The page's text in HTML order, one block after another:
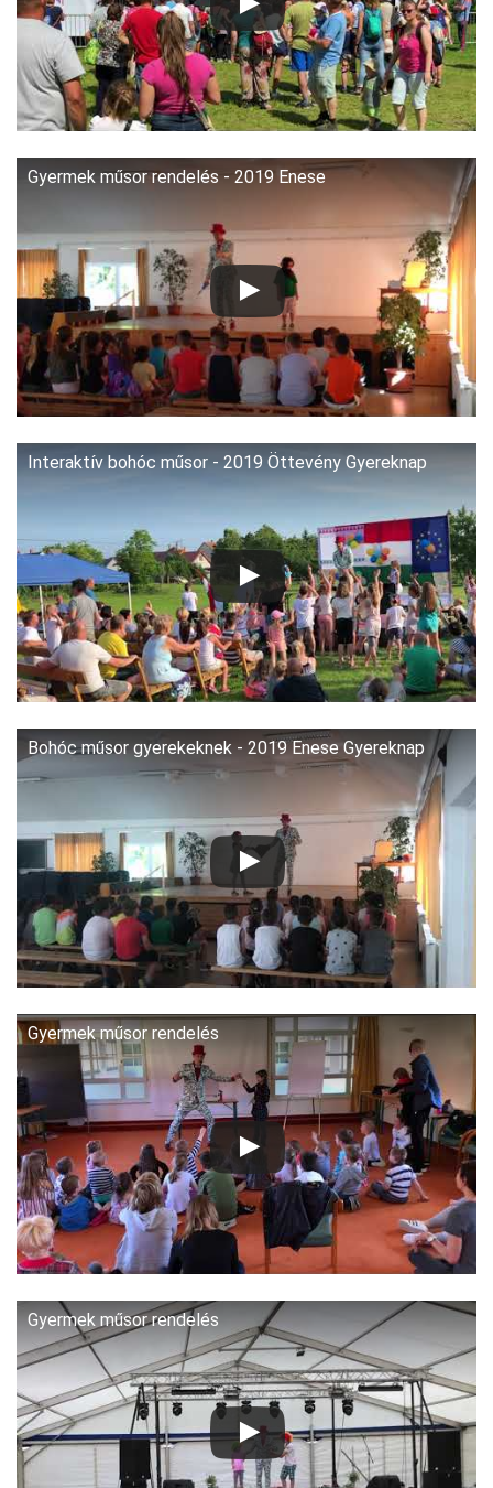
Gyermek műsor rendelés - 2019 Enese
Interaktív bohóc műsor - 2019 Öttevény Gyereknap
Bohóc műsor gyerekeknek - 2019 Enese Gyereknap
Gyermek műsor rendelés
Gyermek műsor rendelés